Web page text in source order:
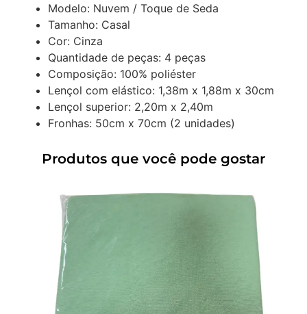
Modelo: Nuvem / Toque de Seda
Tamanho: Casal
Cor: Cinza
Quantidade de peças: 4 peças
Composição: 100% poliéster
Lençol com elástico: 1,38m x 1,88m x 30cm
Lençol superior: 2,20m x 2,40m
Fronhas: 50cm x 70cm (2 unidades)
Produtos que você pode gostar